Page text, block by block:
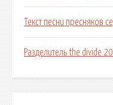
Текст песни пресняков
Разделитель the divide